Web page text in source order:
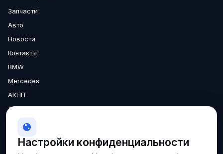
Запчасти
Авто
Новости
Контакты
BMW
Mercedes
АКПП
Аксессуары
Двигатели
МКППНастройки конфиденциальности